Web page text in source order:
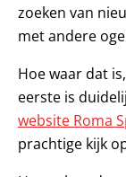
zoeken van
met andere
Hoe waar dat
eerste is
website Roma
prachtige kijk